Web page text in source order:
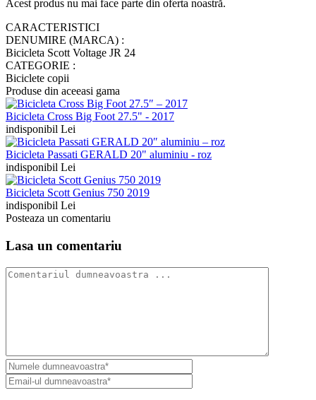
Acest produs nu mai face parte din oferta noastră.
CARACTERISTICI
DENUMIRE (MARCA) :
Bicicleta Scott Voltage JR 24
CATEGORIE :
Biciclete copii
Produse din aceeasi gama
Bicicleta Cross Big Foot 27.5" - 2017
indisponibil Lei
Bicicleta Passati GERALD 20" aluminiu - roz
indisponibil Lei
Bicicleta Scott Genius 750 2019
indisponibil Lei
Posteaza un comentariu
Lasa un comentariu